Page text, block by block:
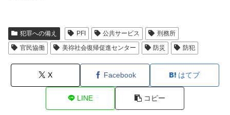
犯罪への備え PFI 公共サービス
刑務所
官民協働
美祢社会復帰促進センター 防災 防犯
X Facebook はてブ
LINE コピー